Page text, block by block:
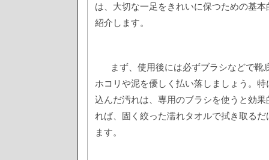
は、大切な一足をきれいに保つための基
紹介します。
まず、使用後には必ずブラシなどで靴
ホコリや泥を優しく払い落しましょう。
込んだ汚れは、専用のブラシを使うと効
れば、固く絞った濡れタオルで拭き取る
ます。